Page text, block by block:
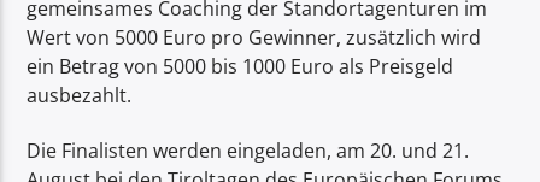
gemeinsames Coaching der Standortagenturen im
Wert von 5000 Euro pro Gewinner, zusätzlich wird
ein Betrag von 5000 bis 1000 Euro als Preisgeld
ausbezahlt.
Die Finalisten werden eingeladen, am 20. und 21.